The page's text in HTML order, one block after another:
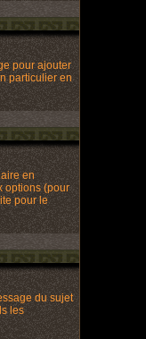
pour ajouter
particulier en
en
options (pour
pour le
du sujet
les